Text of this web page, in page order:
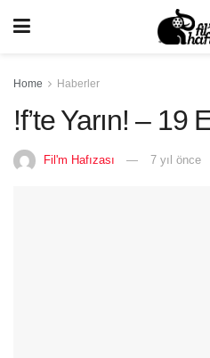
Home Haberler
!f’te Yarın! – 19
Fil'm Hafızası 7 yıl önce